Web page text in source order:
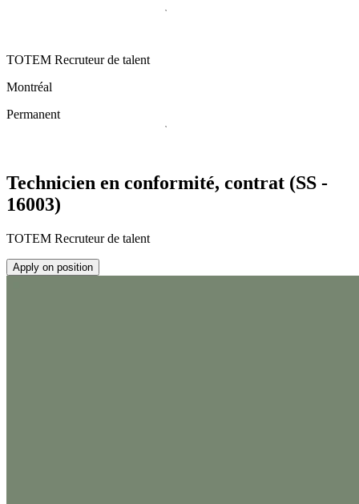
TOTEM Recruteur de talent
Montréal
Permanent
Technicien en conformité, contrat (SS -
16003)
TOTEM Recruteur de talent
Apply on position